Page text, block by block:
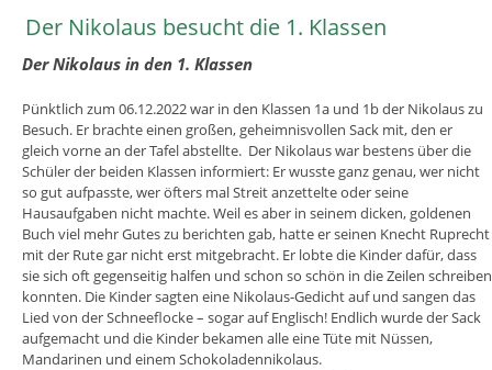
Der Nikolaus besucht die 1. Klassen
Der Nikolaus in den 1. Klassen
Pünktlich zum 06.12.2022 war in den Klassen 1a und 1b der Nikolaus zu
Besuch. Er brachte einen großen, geheimnisvollen Sack mit, den er
gleich vorne an der Tafel abstellte. Der Nikolaus war bestens über die
Schüler der beiden Klassen informiert: Er wusste ganz genau, wer nicht
so gut aufpasste, wer öfters mal Streit anzettelte oder seine
Hausaufgaben nicht machte. Weil es aber in seinem dicken, goldenen
Buch viel mehr Gutes zu berichten gab, hatte er seinen Knecht Ruprecht
mit der Rute gar nicht erst mitgebracht. Er lobte die Kinder dafür, dass
sie sich oft gegenseitig halfen und schon so schön in die Zeilen schreiben
konnten. Die Kinder sagten eine Nikolaus-Gedicht auf und sangen das
Lied von der Schneeflocke – sogar auf Englisch! Endlich wurde der Sack
aufgemacht und die Kinder bekamen alle eine Tüte mit Nüssen,
Mandarinen und einem Schokoladennikolaus.